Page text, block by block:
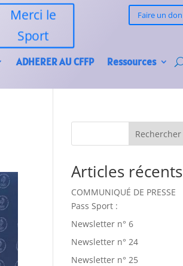
Merci le
Sport
Faire un don
ADHERER AU CFFP Ressources
Rechercher
Articles récents
COMMUNIQUÉ DE PRESSE
Pass Sport :
Newsletter n° 6
Newsletter n° 24
Newsletter n° 25